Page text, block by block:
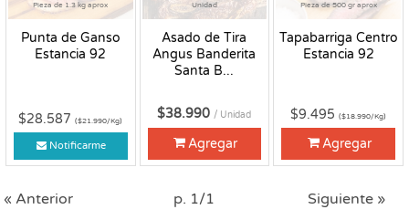
Pieza de 1.3 kg aprox
Punta de Ganso
Estancia 92
$28.587($21.990/Kg)
Notificarme
Unidad
Asado de Tira
Angus Banderita
Santa B...
$38.990 / Unidad
Agregar
Pieza de 500 gr aprox
Tapabarriga Centro
Estancia 92
$9.495($18.990/Kg)
Agregar
« Anterior p. 1/1 Siguiente »